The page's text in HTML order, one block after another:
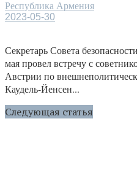
Республика Армения
2023-05-30
Секретарь Совета
мая провел встречу с
Австрии по
Каудель-Йенсен...
Следующая статья